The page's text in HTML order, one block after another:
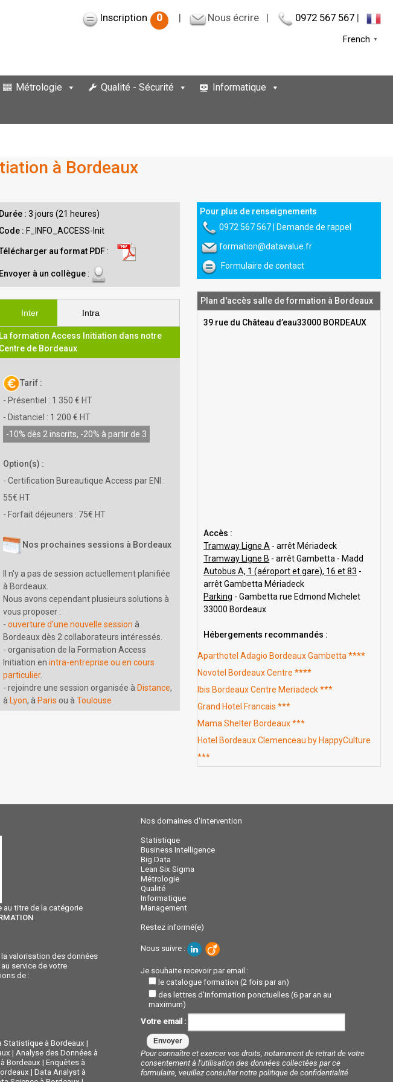
Inscription 0 | Nous écrire | 0972 567 567 |
French ▼
Métrologie Qualité - Sécurité Informatique
à Bordeaux
Durée : 3 jours (21 heures)
Code : F_INFO_ACCESS-Init
au format PDF:
Envoyer à un collègue:
Inter Intra
La formation Access Initiation dans notre
Centre de Bordeaux
Tarif :
- Présentiel : 1 350 € HT
- Distanciel : 1 200 € HT
-10% dès 2 inscrits, -20% à partir de 3
Option(s) :
- Certification Bureautique Access par ENI :
55€ HT
- Forfait déjeuners : 75€ HT
Nos prochaines sessions à Bordeaux
Il n'y a pas de session actuellement planifiée
à Bordeaux.
Nous avons cependant plusieurs solutions à
vous proposer :
- ouverture d'une nouvelle session à
Bordeaux dès 2 collaborateurs intéressés.
- organisation de la Formation Access
Initiation en intra-entreprise ou en cours
particulier.
- rejoindre une session organisée à Distance,
à Lyon, à Paris ou àToulouse
Pour plus de renseignements
0972 567 567|
Demande de rappel
formation@datavalue.fr
Formulaire de contact
Plan d'accès salle de formation à Bordeaux
39 rue du Château d’eau33000 BORDEAUX
Accès :
Tramway Ligne A - arrêt Mériadeck
Tramway Ligne B - arrêt Gambetta - Madd
Autobus A, 1 (aéroport et gare), 16 et 83 -
arrêt Gambetta Mériadeck
Parking - Gambetta rue Edmond Michelet
33000 Bordeaux
Hébergements recommandés :
Aparthotel Adagio Bordeaux Gambetta ****
Novotel Bordeaux Centre ****
Ibis Bordeaux Centre Meriadeck ***
Grand Hotel Francais ***
Mama Shelter Bordeaux ***
Hotel Bordeaux Clemenceau by HappyCulture
***
au titre de la catégorie
valorisation des données
service de votre
de :
Statistique à Bordeaux |
| Analyse des Données à
Bordeaux | Enquêtes à
| Data Analyst à
Nos domaines d'intervention
Statistique
Business Intelligence
Big Data
Lean Six Sigma
Métrologie
Qualité
Informatique
Management
Restez informé(e)
Nous suivre :
Je souhaite recevoir par email :
le catalogue formation (2 fois par an)
des lettres d'information ponctuelles (6 par an au
maximum)
Votre email :
Pour connaître et exercer vos droits, notamment de retrait de votre
consentement à l'utilisation des données collectées par ce
formulaire, veuillez consulter notre politique de confidentialité